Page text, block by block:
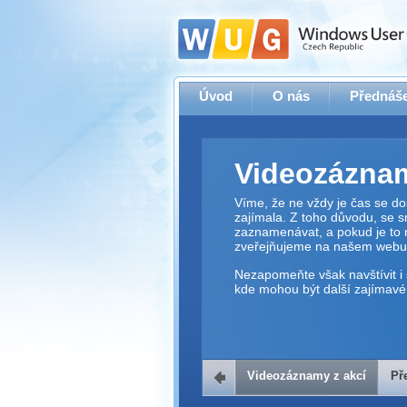
Úvod O nás
Víme, že ne vždy je čas se
zajímala. Z toho důvodu, se
zaznamenávat, a pokud je to
zveřejňujeme na našem webu.
Nezapomeňte však navštívit i
kde mohou být další zajímavé
Přehrávač
Videozáznamy z akcí